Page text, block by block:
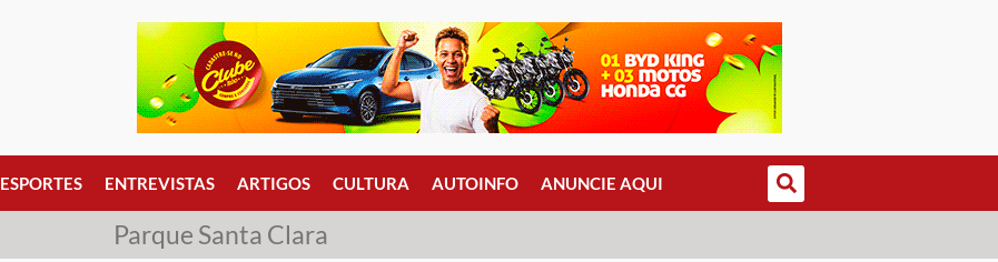
ESPORTES ENTREVISTAS ARTIGOS CULTURA AUTOINFO ANUNCIE AQUI
Parque Santa Clara